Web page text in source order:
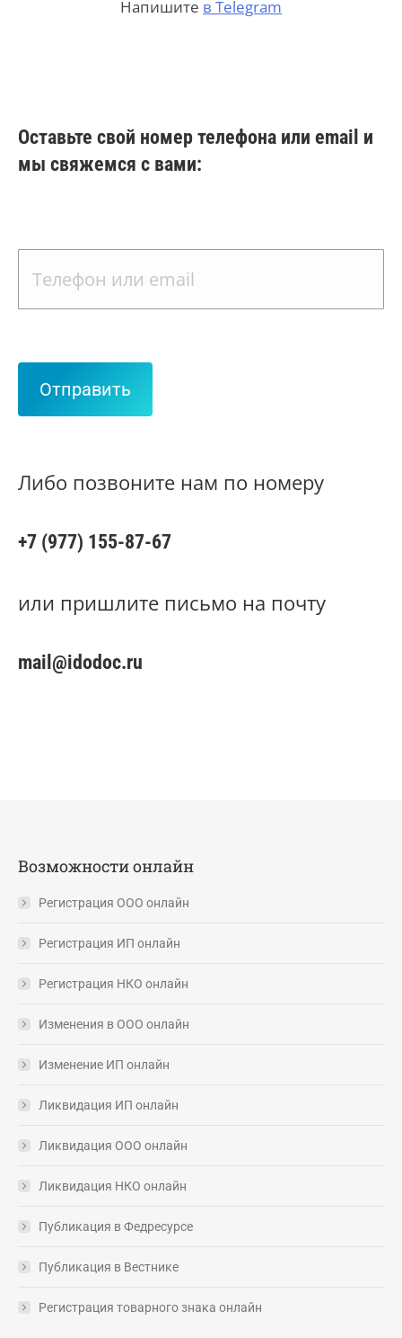
Напишите в Telegram
Оставьте свой номер телефона или email и
мы свяжемся с вами:
Либо позвоните нам по номеру
+7 (977) 155-87-67
или пришлите письмо на почту
mail@idodoc.ru
Возможности онлайн
Регистрация ООО онлайн
Регистрация ИП онлайн
Регистрация НКО онлайн
Изменения в ООО онлайн
Изменение ИП онлайн
Ликвидация ИП онлайн
Ликвидация ООО онлайн
Ликвидация НКО онлайн
Публикация в Федресурсе
Публикация в Вестнике
Регистрация товарного знака онлайн